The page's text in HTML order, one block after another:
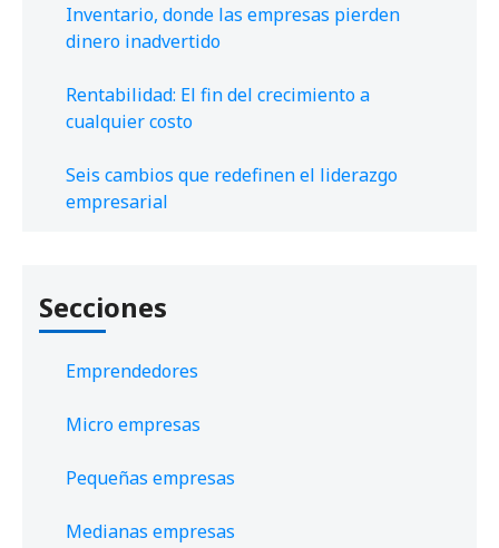
Inventario, donde las empresas pierden
dinero inadvertido
Rentabilidad: El fin del crecimiento a
cualquier costo
Seis cambios que redefinen el liderazgo
empresarial
Secciones
Emprendedores
Micro empresas
Pequeñas empresas
Medianas empresas